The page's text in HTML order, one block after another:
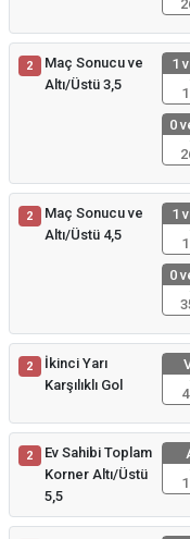
2
Maç Sonucu ve
Altı/Üstü 3,5
1
0
2
Maç Sonucu ve
Altı/Üstü 4,5
1
0
2
İkinci Yarı
Karşılıklı Gol
2
Ev Sahibi Toplam
Korner Altı/Üstü
5,5